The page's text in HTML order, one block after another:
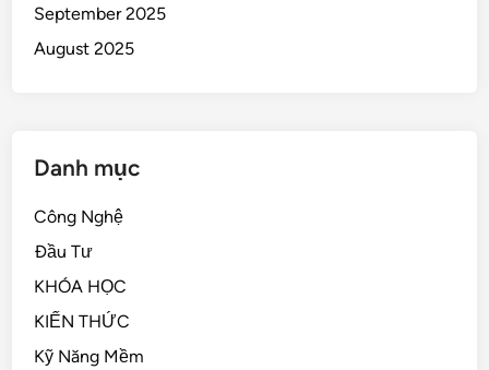
September 2025
August 2025
Danh mục
Công Nghệ
Đầu Tư
KHÓA HỌC
KIẾN THỨC
Kỹ Năng Mềm